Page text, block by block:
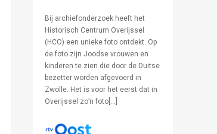
Bij archiefonderzoek heeft het
Historisch Centrum Overijssel
(HCO) een unieke foto ontdekt. Op
de foto zijn Joodse vrouwen en
kinderen te zien die door de Duitse
bezetter worden afgevoerd in
Zwolle. Het is voor het eerst dat in
Overijssel zo’n foto[…]